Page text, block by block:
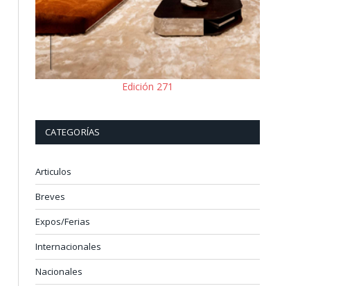
Edición 271
CATEGORÍAS
Articulos
Breves
Expos/Ferias
Internacionales
Nacionales